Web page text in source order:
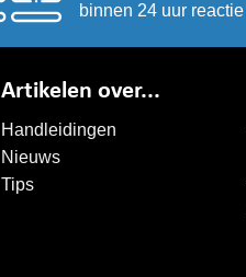
binnen 24 uur reactie
Artikelen over...
Handleidingen
Nieuws
Tips